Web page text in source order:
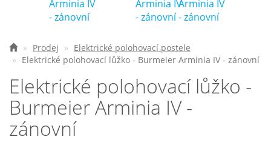
Výprodej
Doprava a služby
Nejčastější otázky
O nás
Prodej
Elektrické polohovací postele
Elektrické polohovací lůžko - Burmeier Arminia IV - zánovní
Elektrické polohovací lůžko -
Burmeier Arminia IV -
zánovní